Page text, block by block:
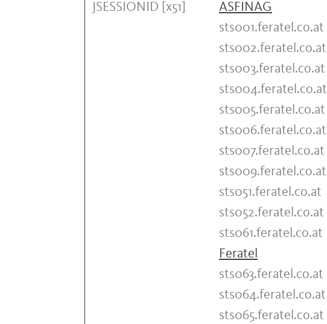
JSESSIONID [x51]
ASFINAG
sts001.feratel.co.at
sts002.feratel.co.at
sts003.feratel.co.at
sts004.feratel.co.at
sts005.feratel.co.at
sts006.feratel.co.at
sts007.feratel.co.at
sts009.feratel.co.at
sts051.feratel.co.at
sts052.feratel.co.at
sts061.feratel.co.at
Feratel
sts063.feratel.co.at
sts064.feratel.co.at
sts065.feratel.co.at